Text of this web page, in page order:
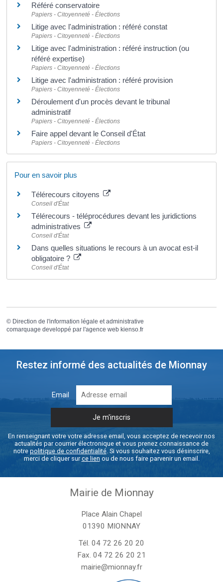
Référé conservatoire
Papiers - Citoyenneté - Élections
Litige avec l'administration : référé constat
Papiers - Citoyenneté - Élections
Litige avec l'administration : référé instruction (ou
référé expertise)
Papiers - Citoyenneté - Élections
Litige avec l'administration : référé provision
Papiers - Citoyenneté - Élections
Déroulement d'un procès devant le tribunal
administratif
Papiers - Citoyenneté - Élections
Faire appel devant le Conseil d'État
Papiers - Citoyenneté - Élections
Pour en savoir plus
Télérecours citoyens
Conseil d'État
Télérecours - téléprocédures devant les juridictions
administratives
Conseil d'État
Dans quelles situations le recours à un avocat est-il
obligatoire ?
Conseil d'État
© Direction de l'information légale et administrative
comarquage developpé par l'agence web kienso.fr
Restez informé des actualités de Mionnay
Email
En renseignant votre votre adresse email, vous acceptez de recevoir nos
actualités par courrier électronique et vous prenez connaissance de
notre politique de confidentialité. Si vous souhaitez vous désinscrire,
merci de cliquer surce lien ou de nous faire parvenir un email.
Mairie de Mionnay
Place Alain Chapel
01390 MIONNAY
Tél. 04 72 26 20 20
Fax. 04 72 26 20 21
mairie@mionnay.fr